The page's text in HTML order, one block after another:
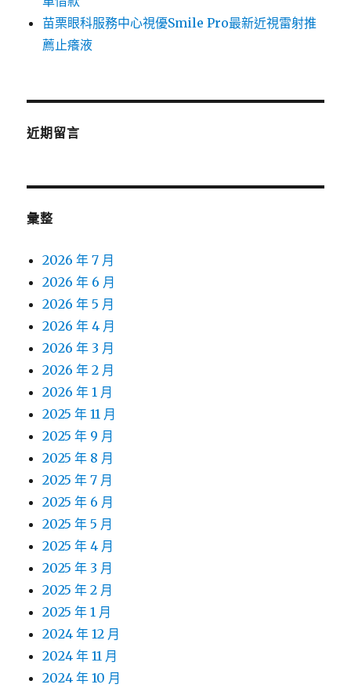
苗栗眼科服務中心視優Smile Pro最新近視雷射推
薦止癢液
近期留言
彙整
2026 年 7 月
2026 年 6 月
2026 年 5 月
2026 年 4 月
2026 年 3 月
2026 年 2 月
2026 年 1 月
2025 年 11 月
2025 年 9 月
2025 年 8 月
2025 年 7 月
2025 年 6 月
2025 年 5 月
2025 年 4 月
2025 年 3 月
2025 年 2 月
2025 年 1 月
2024 年 12 月
2024 年 11 月
2024 年 10 月